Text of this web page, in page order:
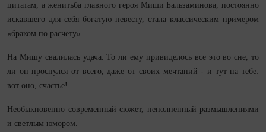
цитатам, а женитьба главного героя Миши Бальзаминова, постоянно
искавшего для себя богатую невесту, стала классическим примером
«браком по расчету».
На Мишу свалилась удача. То ли ему привиделось все это во сне, то
ли он проснулся от всего, даже от своих мечтаний - и тут на тебе:
вот оно, счастье!
Необыкновенно современный сюжет, неполненный размышлениями
и светлым юмором.